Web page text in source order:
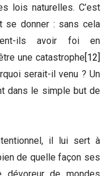
lois naturelles. C’est
se donner : sans cela
ils avoir foi en
une catastrophe [12]
serait-il venu ? Un
dans le simple but de
il lui sert à
de quelle façon ses
dévoreur de mondes